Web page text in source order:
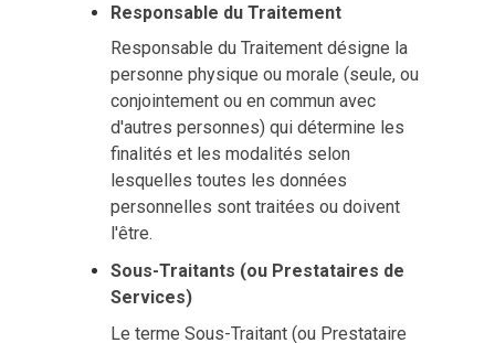
Responsable du Traitement
Responsable du Traitement désigne la
personne physique ou morale (seule, ou
conjointement ou en commun avec
d'autres personnes) qui détermine les
finalités et les modalités selon
lesquelles toutes les données
personnelles sont traitées ou doivent
l'être.
Sous-Traitants (ou Prestataires de
Services)
Le terme Sous-Traitant (ou Prestataire